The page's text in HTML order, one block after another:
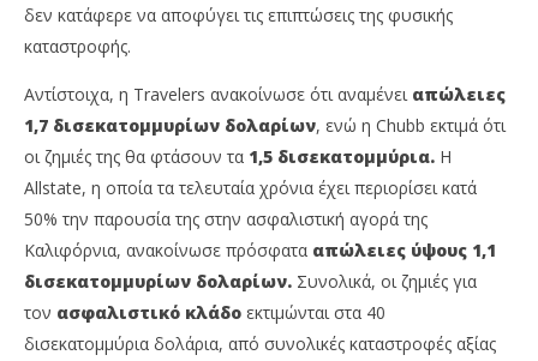
δεν κατάφερε να αποφύγει τις επιπτώσεις της φυσικής
καταστροφής.
Αντίστοιχα, η Travelers ανακοίνωσε ότι αναμένει απώλειες
1,7 δισεκατομμυρίων δολαρίων, ενώ η Chubb εκτιμά ότι
οι ζημιές της θα φτάσουν τα 1,5 δισεκατομμύρια. Η
Allstate, η οποία τα τελευταία χρόνια έχει περιορίσει κατά
50% την παρουσία της στην ασφαλιστική αγορά της
Καλιφόρνια, ανακοίνωσε πρόσφατα απώλειες ύψους 1,1
δισεκατομμυρίων δολαρίων. Συνολικά, οι ζημιές για
τον ασφαλιστικό κλάδο εκτιμώνται στα 40
δισεκατομμύρια δολάρια, από συνολικές καταστροφές αξίας